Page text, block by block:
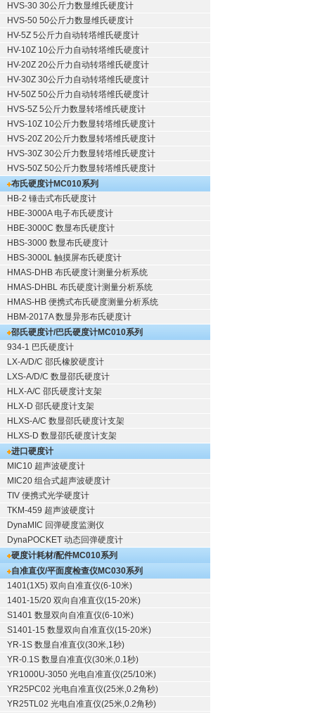
HVS-30 30公斤力数显维氏硬度计
HVS-50 50公斤力数显维氏硬度计
HV-5Z 5公斤力自动转塔维氏硬度计
HV-10Z 10公斤力自动转塔维氏硬度计
HV-20Z 20公斤力自动转塔维氏硬度计
HV-30Z 30公斤力自动转塔维氏硬度计
HV-50Z 50公斤力自动转塔维氏硬度计
HVS-5Z 5公斤力数显转塔维氏硬度计
HVS-10Z 10公斤力数显转塔维氏硬度计
HVS-20Z 20公斤力数显转塔维氏硬度计
HVS-30Z 30公斤力数显转塔维氏硬度计
HVS-50Z 50公斤力数显转塔维氏硬度计
布氏硬度计MC010系列
HB-2 锤击式布氏硬度计
HBE-3000A 电子布氏硬度计
HBE-3000C 数显布氏硬度计
HBS-3000 数显布氏硬度计
HBS-3000L 触摸屏布氏硬度计
HMAS-DHB 布氏硬度计测量分析系统
HMAS-DHBL 布氏硬度计测量分析系统
HMAS-HB 便携式布氏硬度测量分析系统
HBM-2017A 数显异形布氏硬度计
邵氏硬度计/巴氏硬度计MC010系列
934-1 巴氏硬度计
LX-A/D/C 邵氏橡胶硬度计
LXS-A/D/C 数显邵氏硬度计
HLX-A/C 邵氏硬度计支架
HLX-D 邵氏硬度计支架
HLXS-A/C 数显邵氏硬度计支架
HLXS-D 数显邵氏硬度计支架
进口硬度计
MIC10 超声波硬度计
MIC20 组合式超声波硬度计
TIV 便携式光学硬度计
TKM-459 超声波硬度计
DynaMIC 回弹硬度监测仪
DynaPOCKET 动态回弹硬度计
硬度计耗材/配件MC010系列
自准直仪/平面度检查仪MC030系列
1401(1X5) 双向自准直仪(6-10米)
1401-15/20 双向自准直仪(15-20米)
S1401 数显双向自准直仪(6-10米)
S1401-15 数显双向自准直仪(15-20米)
YR-1S 数显自准直仪(30米,1秒)
YR-0.1S 数显自准直仪(30米,0.1秒)
YR1000U-3050 光电自准直仪(25/10米)
YR25PC02 光电自准直仪(25米,0.2角秒)
YR25TL02 光电自准直仪(25米,0.2角秒)